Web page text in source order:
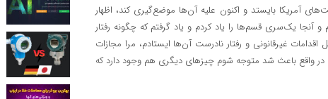
آمریکا بایستد و اکنون علیه آن‌ها موضع‌گیری کند، اظهار
آنجا یک‌سری قسم‌ها را یاد کردم و یاد گرفتم که چگونه رفتار
اقدامات غیرقانونی و رفتار نادرست آن‌ها ایستادم، مرا مجازات
در واقع باعث شد متوجه شوم چیزهای دیگری هم وجود دارد که